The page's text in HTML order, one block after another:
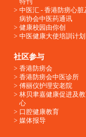
中医汇 - 香港防痨心脏
病协会中医药通讯
健康校园由你创
中医健康大使培訓计划
社区参与
香港防痨会
香港防痨会中医诊所
傅丽仪护理安老院
林贝聿嘉健康促进及
心
口腔健康教育
媒体报导